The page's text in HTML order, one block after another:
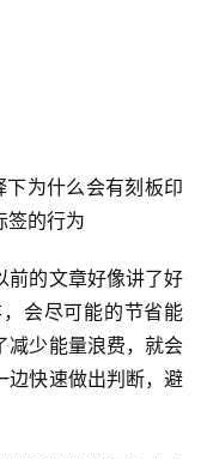
为什么会有刻板印
签的行为
前的文章好像讲了好
会尽可能的节省能
减少能量浪费，就会
边快速做出判断，避